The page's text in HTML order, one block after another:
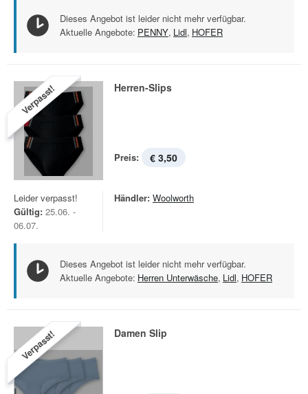
Dieses Angebot ist leider nicht mehr verfügbar.
Aktuelle Angebote: PENNY, Lidl, HOFER
Verpasst! Herren-Slips
Preis: € 3,50
Leider verpasst!
Gültig: 25.06. -
06.07.
Händler: Woolworth
Dieses Angebot ist leider nicht mehr verfügbar.
Aktuelle Angebote: Herren Unterwäsche, Lidl, HOFER
Verpasst! Damen Slip